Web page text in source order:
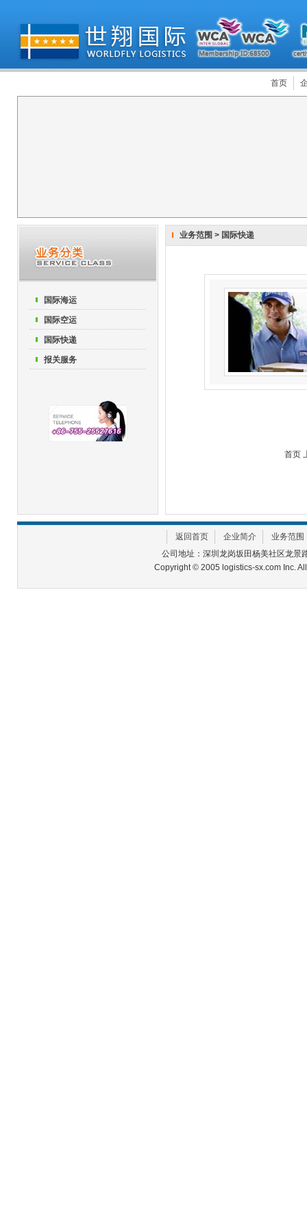
首页
国际海运
国际空运
国际快递
报关服务
业务范围 > 国际快递
首页
返回首页 企业简介
业务范围
公司地址：深圳龙岗坂田杨美社区龙
Copyright © 2005 logistics-sx.com Inc.